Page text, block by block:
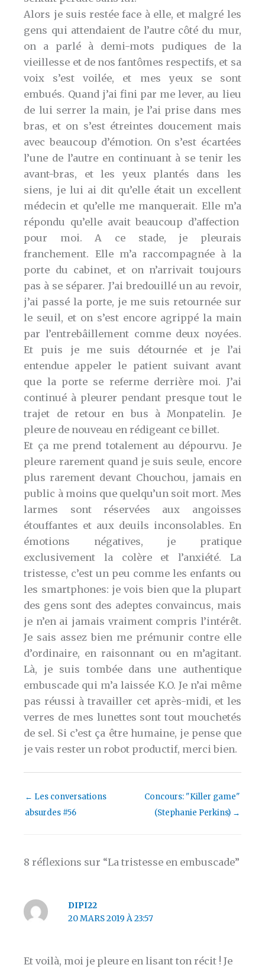
Alors je suis restée face à elle, et malgré les
gens qui attendaient de l’autre côté du mur,
on a parlé à demi-mots pudiques de la
vieillesse et de nos fantômes respectifs, et sa
voix s’est voilée, et mes yeux se sont
embués. Quand j’ai fini par me lever, au lieu
de lui serrer la main, je l’ai prise dans mes
bras, et on s’est étreintes doucement mais
avec beaucoup d’émotion. On s’est écartées
l’une de l’autre en continuant à se tenir les
avant-bras, et les yeux plantés dans les
siens, je lui ai dit qu’elle était un excellent
médecin et qu’elle me manquerait. Elle m’a
répondu qu’elle avait beaucoup d’affection
pour moi. A ce stade, je pleurais
franchement. Elle m’a raccompagnée à la
porte du cabinet, et on n’arrivait toujours
pas à se séparer. J’ai bredouillé un au revoir,
j’ai passé la porte, je me suis retournée sur
le seuil, et on s’est encore agrippé la main
par l’entrebâillement comme deux noyées.
Et puis je me suis détournée et je l’ai
entendue appeler le patient suivant avant
que la porte se referme derrière moi. J’ai
continué à pleurer pendant presque tout le
trajet de retour en bus à Monpatelin. Je
pleure de nouveau en rédigeant ce billet.
Et ça me prend totalement au dépourvu. Je
pleure rarement quand je suis seule, encore
plus rarement devant Chouchou, jamais en
public à moins que quelqu’un soit mort. Mes
larmes sont réservées aux angoisses
étouffantes et aux deuils inconsolables. En
émotions négatives, je pratique
exclusivement la colère et l’anxiété. La
tristesse, c’est un peu comme les enfants ou
les smartphones: je vois bien que la plupart
des gens sont des adeptes convaincus, mais
je n’en ai jamais vraiment compris l’intérêt.
Je sais assez bien me prémunir contre elle
d’ordinaire, en raisonnant ou en m’agitant.
Là, je suis tombée dans une authentique
embuscade qui m’a laissée K.O. Je n’ai même
pas réussi à travailler cet après-midi, et les
verres de mes lunettes sont tout mouchetés
de sel. Si c’est ça être humaine, je pense que
je vais rester un robot productif, merci bien.
← Les conversations
absurdes #56
Concours: "Killer game"
(Stephanie Perkins) →
8 réflexions sur “La tristesse en embuscade”
DIPI22
20 MARS 2019 À 23:57
Et voilà, moi je pleure en lisant ton récit ! Je